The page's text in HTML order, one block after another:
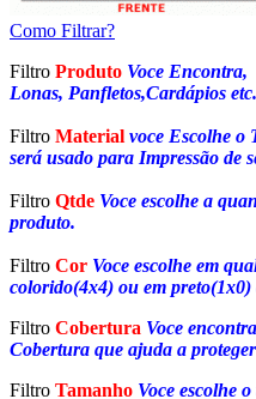
Como Filtrar?
Filtro Produto Voce Encontra,
Lonas, Panfletos,Cardápios etc.
Filtro Material voce Escolhe o
será usado para Impressão de
Filtro Qtde Voce escolhe a
produto.
Filtro Cor Voce escolhe em
colorido(4x4) ou em preto(1x0)
Filtro Cobertura Voce
Cobertura que ajuda a
Filtro Tamanho Voce escolhe